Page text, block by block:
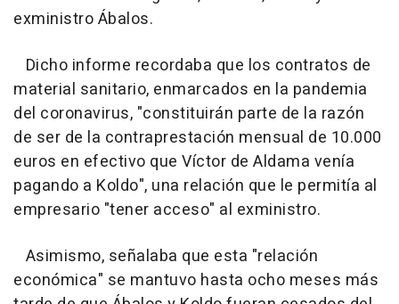
exministro Ábalos.
Dicho informe recordaba que los contratos de
material sanitario, enmarcados en la pandemia
del coronavirus, "constituirán parte de la razón
de ser de la contraprestación mensual de 10.000
euros en efectivo que Víctor de Aldama venía
pagando a Koldo", una relación que le permitía al
empresario "tener acceso" al exministro.
Asimismo, señalaba que esta "relación
económica" se mantuvo hasta ocho meses más